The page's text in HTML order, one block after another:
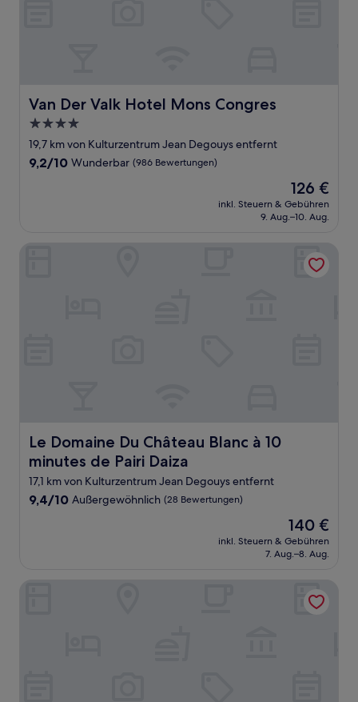
Van Der Valk Hotel Mons Congres
Van Der Valk Hotel Mons Congres
4.0-
Sterne-
Unterkunft
19,7 km von Kulturzentrum Jean Degouys entfernt
9.2
9,2/10 Wunderbar (986 Bewertungen)
Der
Preis
beträgt
126 €
inkl. Steuern & Gebühren
9. Aug.–10. Aug.
Le Domaine Du Château Blanc à 10
minutes de Pairi Daiza
Le Domaine Du Château Blanc à 10 minutes de Pairi Daiza
17,1 km von Kulturzentrum Jean Degouys entfernt
9.4
9,4/10 Außergewöhnlich (28 Bewertungen)
Der
Preis
beträgt
140 €
inkl. Steuern & Gebühren
7. Aug.–8. Aug.
Le Domaine Du Château Blanc à 10 minutes de Pairi Daiza